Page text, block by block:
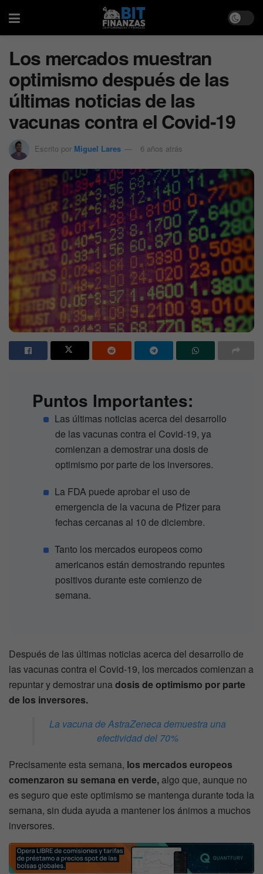
Los mercados muestran
optimismo después de las
últimas noticias de las
vacunas contra el Covid-19
Escrito por Miguel Lares 6 años atrás
Puntos Importantes:
Las últimas noticias acerca del desarrollo
de las vacunas contra el Covid-19, ya
comienzan a demostrar una dosis de
optimismo por parte de los inversores.
La FDA puede aprobar el uso de
emergencia de la vacuna de Pfizer para
fechas cercanas al 10 de diciembre.
Tanto los mercados europeos como
americanos están demostrando repuntes
positivos durante este comienzo de
semana.
Después de las últimas noticias acerca del desarrollo de
las vacunas contra el Covid-19, los mercados comienzan a
repuntar y demostrar unadosis de optimismo por parte
de los inversores.
La vacuna de AstraZeneca demuestra una
efectividad del 70%
Precisamente esta semana, los mercados europeos
comenzaron su semana en verde, algo que, aunque no
es seguro que este optimismo se mantenga durante toda la
semana, sin duda ayuda a mantener los ánimos a muchos
inversores.